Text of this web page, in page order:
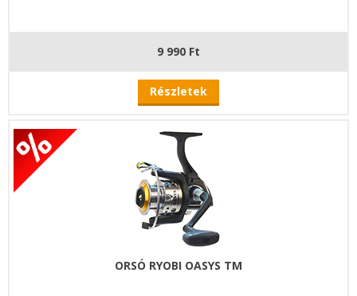
9 990 Ft
Részletek
ORSÓ RYOBI OASYS TM